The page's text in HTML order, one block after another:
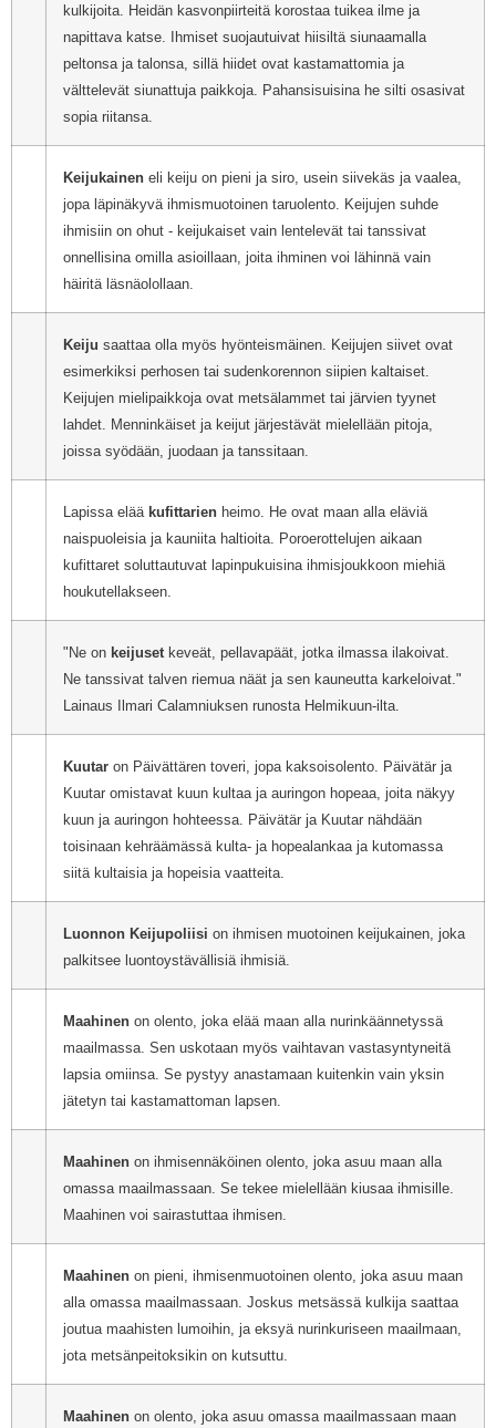
kulkijoita. Heidän kasvonpiirteitä korostaa tuikea ilme ja
napittava katse. Ihmiset suojautuivat hiisiltä siunaamalla
peltonsa ja talonsa, sillä hiidet ovat kastamattomia ja
välttelevät siunattuja paikkoja. Pahansisuisina he silti osasivat
sopia riitansa.
Keijukainen eli keiju on pieni ja siro, usein siivekäs ja vaalea,
jopa läpinäkyvä ihmismuotoinen taruolento. Keijujen suhde
ihmisiin on ohut - keijukaiset vain lentelevät tai tanssivat
onnellisina omilla asioillaan, joita ihminen voi lähinnä vain
häiritä läsnäolollaan.
Keiju saattaa olla myös hyönteismäinen. Keijujen siivet ovat
esimerkiksi perhosen tai sudenkorennon siipien kaltaiset.
Keijujen mielipaikkoja ovat metsälammet tai järvien tyynet
lahdet. Menninkäiset ja keijut järjestävät mielellään pitoja,
joissa syödään, juodaan ja tanssitaan.
Lapissa elää kufittarien heimo. He ovat maan alla eläviä
naispuoleisia ja kauniita haltioita. Poroerottelujen aikaan
kufittaret soluttautuvat lapinpukuisina ihmisjoukkoon miehiä
houkutellakseen.
"Ne on keijuset keveät, pellavapäät, jotka ilmassa ilakoivat.
Ne tanssivat talven riemua näät ja sen kauneutta karkeloivat."
Lainaus Ilmari Calamniuksen runosta Helmikuun-ilta.
Kuutar on Päivättären toveri, jopa kaksoisolento. Päivätär ja
Kuutar omistavat kuun kultaa ja auringon hopeaa, joita näkyy
kuun ja auringon hohteessa. Päivätär ja Kuutar nähdään
toisinaan kehräämässä kulta- ja hopealankaa ja kutomassa
siitä kultaisia ja hopeisia vaatteita.
Luonnon Keijupoliisi on ihmisen muotoinen keijukainen, joka
palkitsee luontoystävällisiä ihmisiä.
Maahinen on olento, joka elää maan alla nurinkäännetyssä
maailmassa. Sen uskotaan myös vaihtavan vastasyntyneitä
lapsia omiinsa. Se pystyy anastamaan kuitenkin vain yksin
jätetyn tai kastamattoman lapsen.
Maahinen on ihmisennäköinen olento, joka asuu maan alla
omassa maailmassaan. Se tekee mielellään kiusaa ihmisille.
Maahinen voi sairastuttaa ihmisen.
Maahinen on pieni, ihmisenmuotoinen olento, joka asuu maan
alla omassa maailmassaan. Joskus metsässä kulkija saattaa
joutua maahisten lumoihin, ja eksyä nurinkuriseen maailmaan,
jota metsänpeitoksikin on kutsuttu.
Maahinen on olento, joka asuu omassa maailmassaan maan